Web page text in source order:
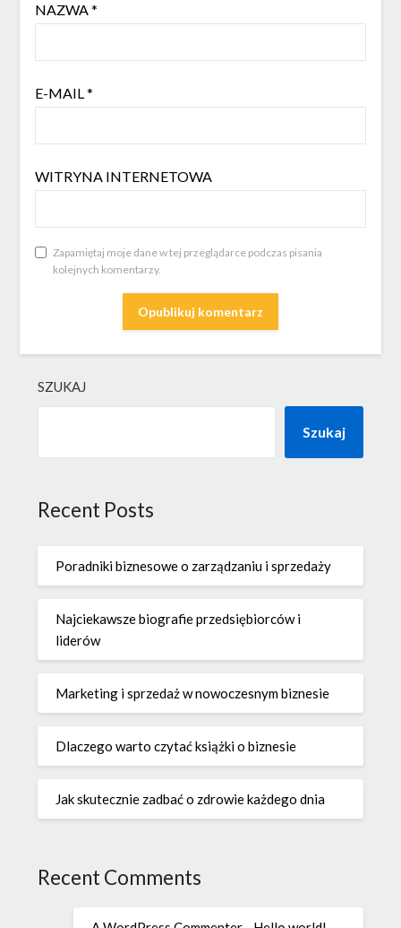
NAZWA*
E-MAIL*
WITRYNA INTERNETOWA
Zapamiętaj moje dane w tej przeglądarce podczas pisania
kolejnych komentarzy.
SZUKAJ
Szukaj
Recent Posts
Poradniki biznesowe o zarządzaniu i sprzedaży
Najciekawsze biografie przedsiębiorców i
liderów
Marketing i sprzedaż w nowoczesnym biznesie
Dlaczego warto czytać książki o biznesie
Jak skutecznie zadbać o zdrowie każdego dnia
Recent Comments